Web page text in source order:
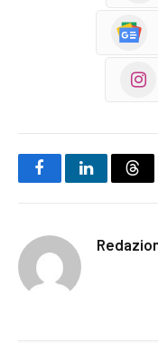
FacebookLinkedIn